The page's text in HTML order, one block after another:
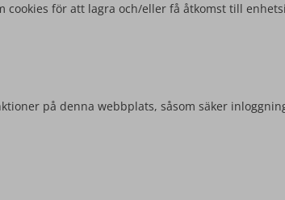
cookies för att lagra och/eller få åtkomst till
på denna webbplats, såsom säker